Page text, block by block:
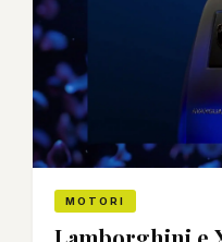
MOTORI